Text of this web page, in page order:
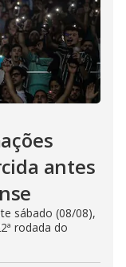
antes
sábado (08/08),
rodada do